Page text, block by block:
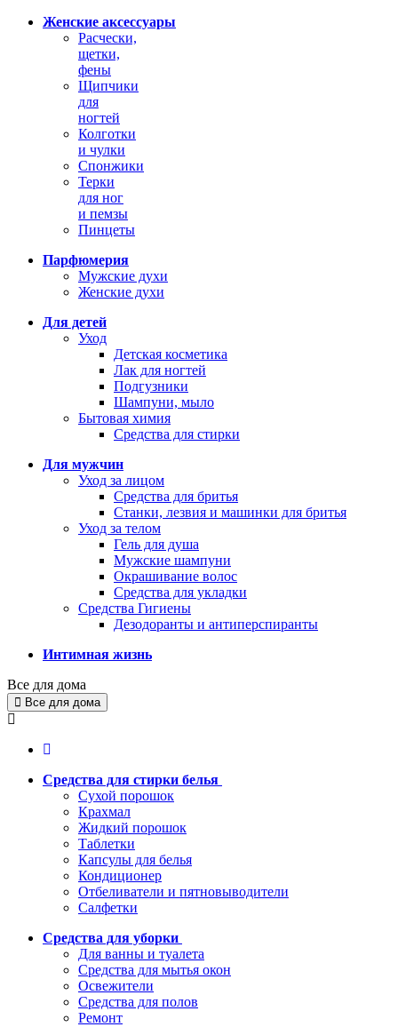
Женские аксессуары
Расчески,
щетки,
фены
Щипчики
для
ногтей
Колготки
и чулки
Спонжики
Терки
для ног
и пемзы
Пинцеты
Парфюмерия
Мужские духи
Женские духи
Для детей
Уход
Детская косметика
Лак для ногтей
Подгузники
Шампуни, мыло
Бытовая химия
Средства для стирки
Для мужчин
Уход за лицом
Средства для бритья
Станки, лезвия и машинки для бритья
Уход за телом
Гель для душа
Мужские шампуни
Окрашивание волос
Средства для укладки
Средства Гигиены
Дезодоранты и антиперспиранты
Интимная жизнь
Все для дома
Все для дома
Средства для стирки белья
Сухой порошок
Крахмал
Жидкий порошок
Таблетки
Капсулы для белья
Кондиционер
Отбеливатели и пятновыводители
Салфетки
Средства для уборки
Для ванны и туалета
Средства для мытья окон
Освежители
Средства для полов
Ремонт